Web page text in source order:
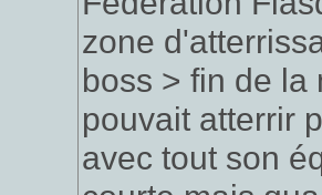
zone
boss > fin de la
pouvait atterrir
avec tout son